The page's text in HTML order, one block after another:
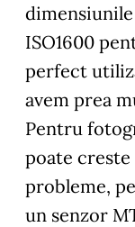
ISO1600
perfect
avem prea
Pentru
poate creste
probleme,
un senzor